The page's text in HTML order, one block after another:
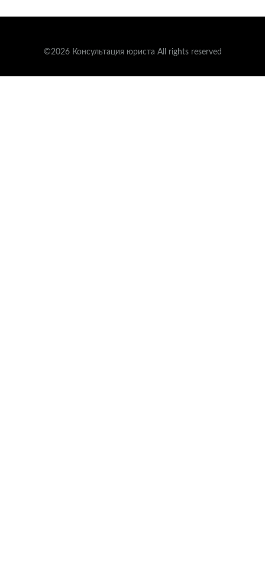
©2026 Консультация юриста All rights reserved